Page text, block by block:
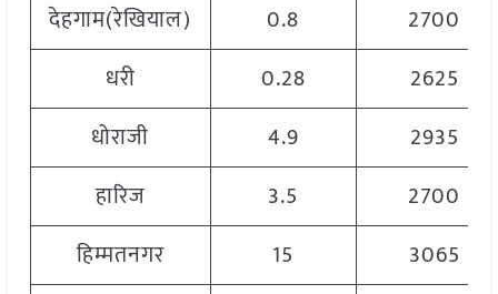
देहगाम(रेखियाल)
0.8
2700
धरी
0.28
2625
धोराजी
4.9
2935
हारिज
3.5
2700
हिम्मतनगर
15
3065